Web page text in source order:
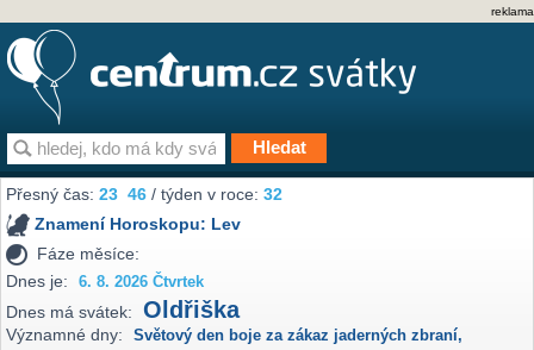
reklama
Přesný čas:23 46 / týden v roce:32
Znamení Horoskopu: Lev
Fáze měsíce:
Dnes je:
6. 8. 2026 Čtvrtek
Dnes má svátek: Oldřiška
Významné dny: Světový den boje za zákaz jaderných zbraní,